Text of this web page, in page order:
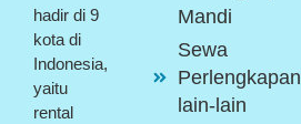
hadir di 9
kota di
Indonesia,
yaitu
rental
Mandi
Sewa
Perlengkapan
lain-lain